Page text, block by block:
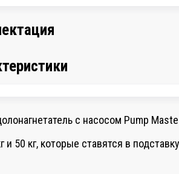
с насосом Pump
и 50 кг, которые ставятся в